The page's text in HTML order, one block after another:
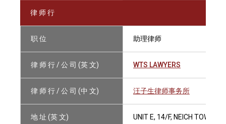
律 师 行
职 位 助理律师
律 师 行 / 公 司 (英 文) WTS LAWYERS
律 师 行 / 公 司 (中 文) 汪子生律师事务所
地 址 (英 文) UNIT E, 14/F, NEICH